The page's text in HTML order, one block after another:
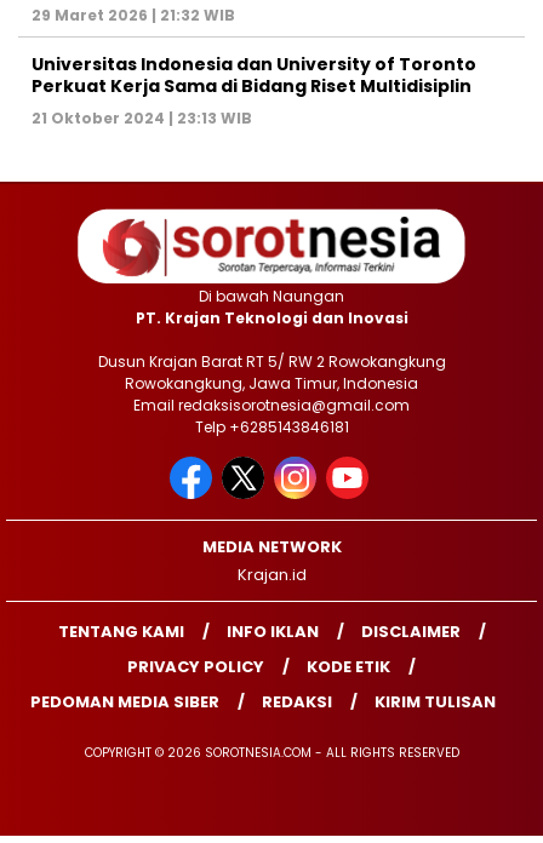
29 Maret 2026 | 21:32 WIB
Universitas Indonesia dan University of Toronto
Perkuat Kerja Sama di Bidang Riset Multidisiplin
21 Oktober 2024 | 23:13 WIB
Di bawah Naungan
PT. Krajan Teknologi dan Inovasi
Dusun Krajan Barat RT 5/ RW 2 Rowokangkung
Rowokangkung, Jawa Timur, Indonesia
Email redaksisorotnesia@gmail.com
Telp +6285143846181
MEDIA NETWORK
Krajan.id
TENTANG KAMI INFO IKLAN
DISCLAIMER
PRIVACY POLICY
KODE ETIK
PEDOMAN MEDIA SIBER
REDAKSI KIRIM TULISAN
COPYRIGHT © 2026 SOROTNESIA.COM - ALL RIGHTS RESERVED